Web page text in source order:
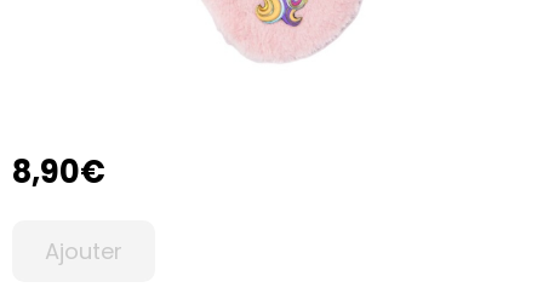
8,90€
Ajouter